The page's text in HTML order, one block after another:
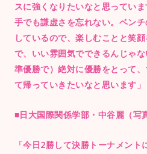
スに強くなりたいなと思ってい
手でも謙虚さを忘れない。ベン
しているので、楽しむことと笑
で、いい雰囲気でできるんじゃ
準優勝で）絶対に優勝をとって
て帰っていきたいなと思います」
■日大国際関係学部・中谷麗（写
「今日2勝して決勝トーナメン